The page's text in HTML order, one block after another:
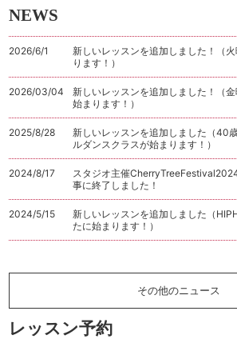
NEWS
2026/6/1
新しいレッスンを追加しました！（
ります！）
2026/03/04
新しいレッスンを追加しました！（
始まります！）
2025/8/28
新しいレッスンを追加しました（40
ルダンスクラスが始まります！）
2024/8/17
スタジオ主催
事に終了しました！
2024/5/15
新しいレッスンを追加しました（
たに始まります！）
その他のニュース
レッスン予約